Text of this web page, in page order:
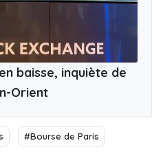
baisse, inquiète de
Orient
#Bourse de Paris